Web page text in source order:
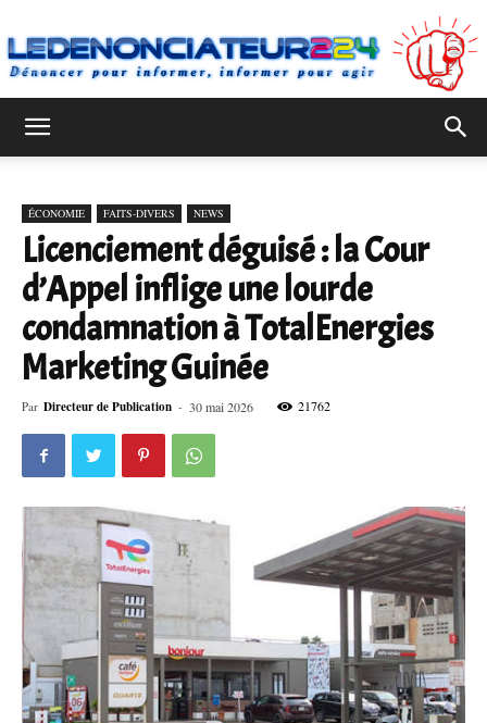
ÉCONOMIE FAITS-DIVERS NEWS
Licenciement déguisé : la Cour
d’Appel inflige une lourde
condamnation à TotalEnergies
Marketing Guinée
Par Directeur de Publication - 30 mai 2026 21762